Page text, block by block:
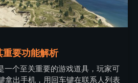
重要功能解析
一个至关重要的游戏道具，玩家可
拿出手机，用回车键在联系人列表